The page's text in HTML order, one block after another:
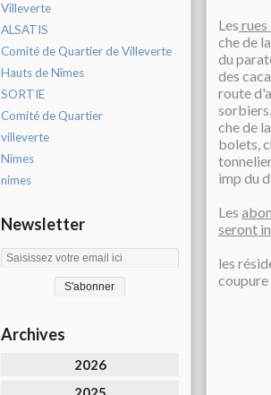
Villeverte
ALSATIS
Comité de Quartier de Villeverte
Hauts de Nîmes
SORTIE
Comité de Quartier
villeverte
Nimes
nimes
Newsletter
Archives
2026
Les rues
che de
du
des
route
che de
bolets,
imp du
Les
seront
les
coupure